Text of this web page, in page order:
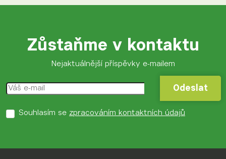
Zůstaňme v kontaktu
Nejaktuálnější příspěvky e-mailem
Odeslat
Odeslat
Souhlasím se zpracováním kontaktních údajů